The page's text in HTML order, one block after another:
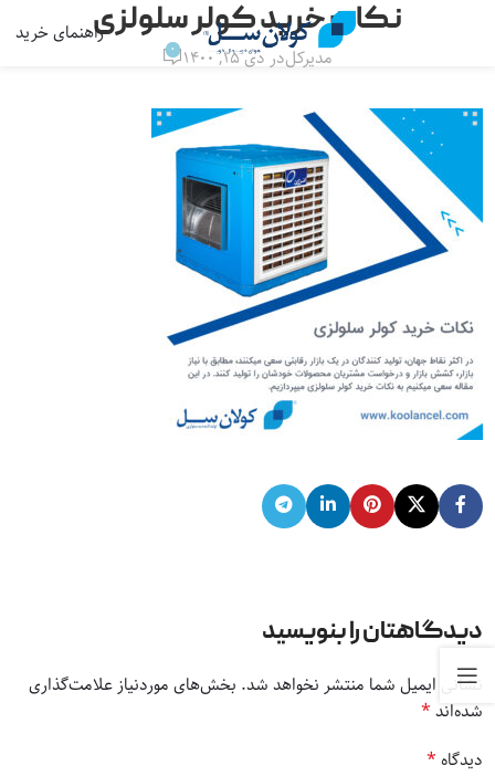
راهنمای خریدنکات خرید کولر سلولزی
مدیرکلدر دی ۱۵, ۱۴۰۰ 0
دیدگاهتان را بنویسید
نشانی ایمیل شما منتشر نخواهد شد. بخش‌های موردنیاز علامت‌گذاری
شده‌اند*
دیدگاه*